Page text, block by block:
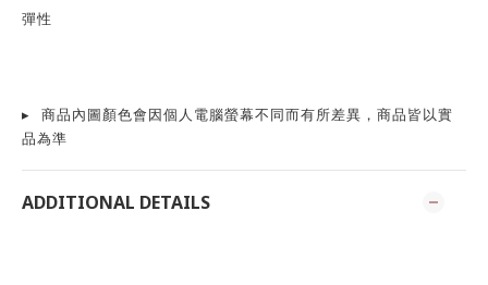
彈性
▸  商品內圖顏色會因個人電腦螢幕不同而有所差異，商品皆以實
品為準
ADDITIONAL DETAILS